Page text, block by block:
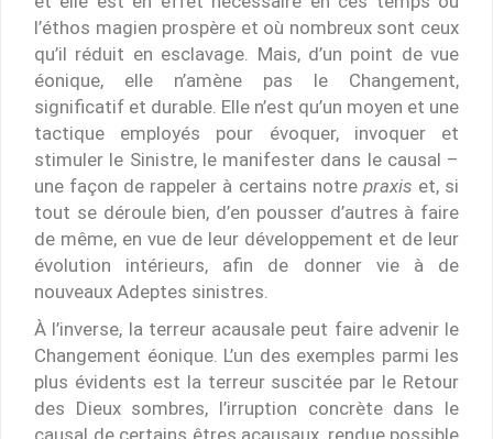
l’éthos magien prospère et où nombreux sont ceux
qu’il réduit en esclavage. Mais, d’un point de vue
éonique, elle n’amène pas le Changement,
significatif et durable. Elle n’est qu’un moyen et une
tactique employés pour évoquer, invoquer et
stimuler le Sinistre, le manifester dans le causal –
une façon de rappeler à certains notre praxis et, si
tout se déroule bien, d’en pousser d’autres à faire
de même, en vue de leur développement et de leur
évolution intérieurs, afin de donner vie à de
nouveaux Adeptes sinistres.
À l’inverse, la terreur acausale peut faire advenir le
Changement éonique. L’un des exemples parmi les
plus évidents est la terreur suscitée par le Retour
des Dieux sombres, l’irruption concrète dans le
causal de certains êtres acausaux, rendue possible